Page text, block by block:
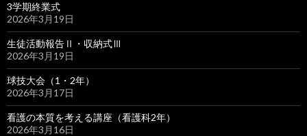
3学期終業式
2026年3月19日
生徒活動報告Ⅱ・収納式Ⅲ
2026年3月19日
球技大会（1・2年）
2026年3月17日
看護の本質を考える講座（看護科2年）
2026年3月16日